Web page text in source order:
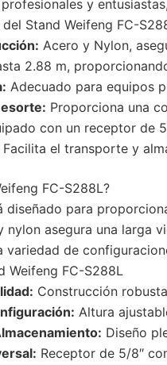
y
Stand Weifeng FC-
Acero y Nylon,
2.88 m,
Adecuado para equipos
Proporciona una
con un receptor de
Facilita el transporte y
FC-S288L?
diseñado para
nylon asegura una larga
variedad de
Weifeng FC-S288L
Construcción
Altura
Diseño
Receptor de 5/8″